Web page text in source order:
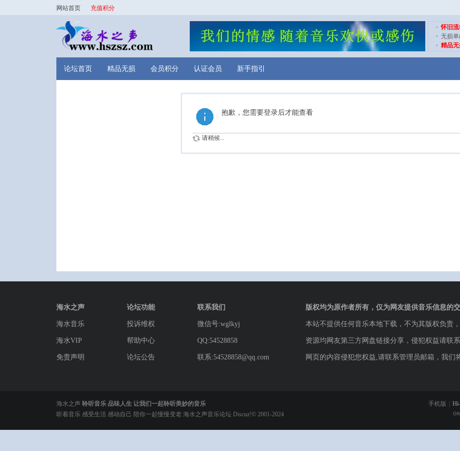
网站首页 充值积分
怀旧
无损
精品
论坛首页 精品无损 会员积分 认证会员 新手指引
抱歉，您需要登录后才能查看
请稍候...
海水之声
海水音乐
海水VIP
免责声明
论坛功能
投诉维权
帮助中心
论坛公告
联系我们
微信号:wglkyj
QQ:54528858
联系:54528858@qq.com
版权均为原作者所有，仅为网友提供音乐信息的
本站不提供任何音乐本地下载，不为其版权负责
资源均网友第三方网盘链接分享，侵犯权益请联
网页的内容侵犯您权益,请联系管理员邮箱，我们
手机版
海水之声 聆听音乐 品味人生 让我们一起聆听美妙的音乐
听着音乐 感受生活 感动自己 陪你一起慢慢变老 海水之声音乐论坛 Discuz!© 2001-2024